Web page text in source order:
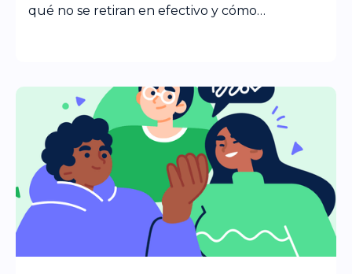
qué no se retiran en efectivo y cómo